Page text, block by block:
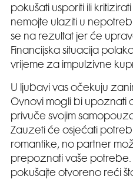
pokušati usporiti ili
nemojte ulaziti u
se na rezultat jer će
Financijska situacija
vrijeme za impulzivne
U ljubavi vas očekuju
Ovnovi mogli bi upoznati
privuče svojim
Zauzeti će osjećati
romantike, no partner
prepoznati vaše potrebe.
pokušajte otvoreno reći